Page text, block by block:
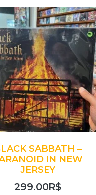
SABBATH –
IN NEW
JERSEY
299.00R$